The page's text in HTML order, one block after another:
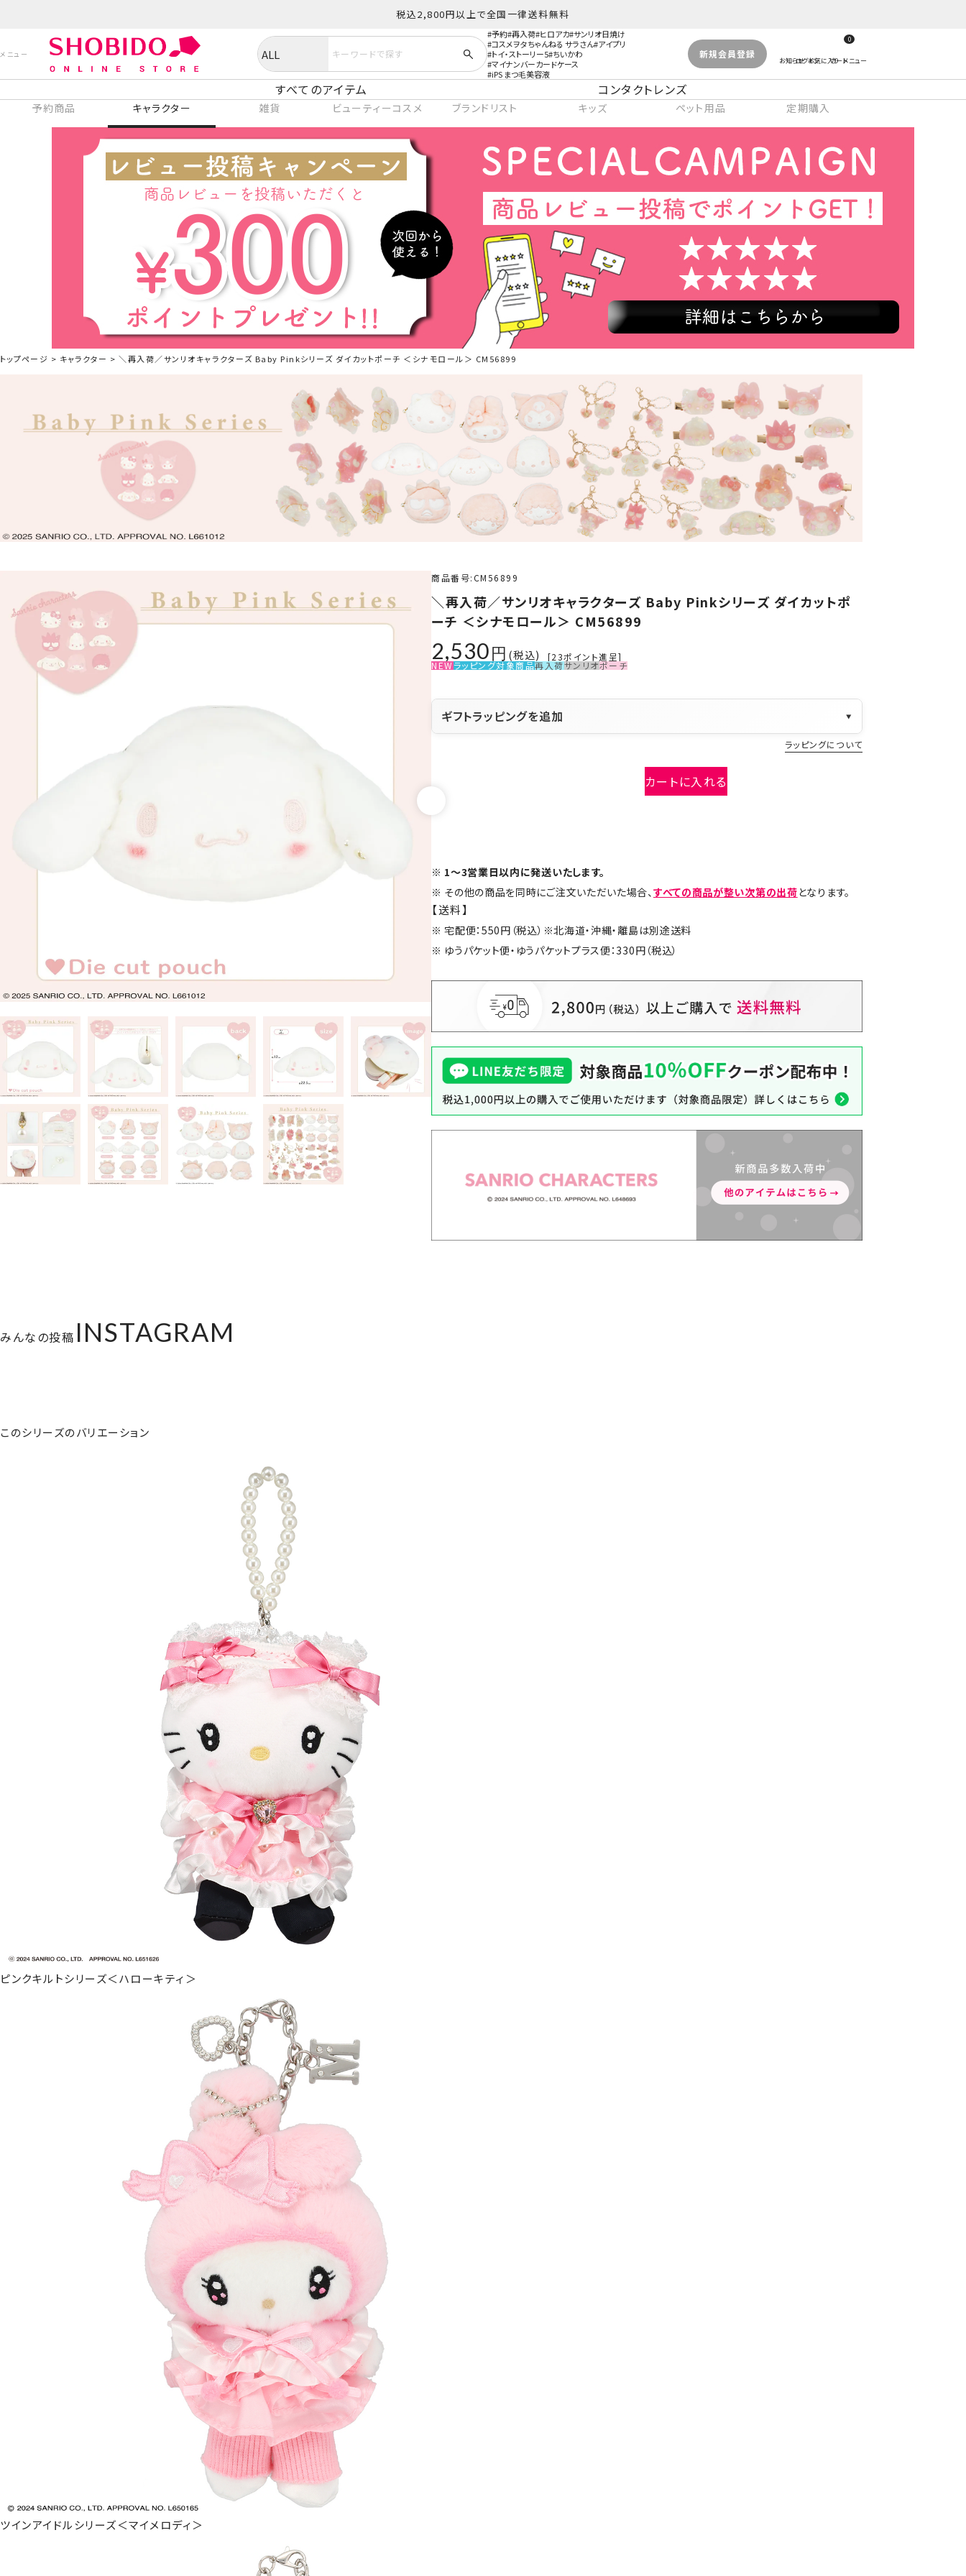
税込2,800円以上で全国一律送料無料
予約 再入荷 ヒロアカ サンリオ日焼け
コスメヲタちゃんねる サラさん アイプリ
トイ・ストーリー5 ちいかわ
マイナンバーカードケース
iPS まつ毛美容液
新規会員登録
0
すべてのアイテム コンタクトレンズ
予約商品 キャラクター 雑貨 ビューティーコスメ ブランドリスト キッズ ペット用品 定期購入
トップページ キャラクター ＼再入荷／サンリオキャラクターズ Baby Pinkシリーズ ダイカットポーチ ＜シナモロール＞ CM56899
商品番号 CM56899
＼再入荷／サンリオキャラクターズ Baby Pinkシリーズ ダイカットポ
ーチ ＜シナモロール＞ CM56899
2,530 税込 [23ポイント進呈]
NEWラッピング対象商品再入荷サンリオポーチ
ギフトラッピングを追加 ▼
ラッピングについて
カートに入れる
1～3営業日以内に発送いたします。
その他の商品を同時にご注文いただいた場合、すべての商品が整い次第の出荷となります。
【送料】
宅配便：550円（税込）※北海道・沖縄・離島は別途送料
ゆうパケット便・ゆうパケットプラス便：330円（税込）
みんなの投稿 INSTAGRAM
このシリーズのバリエーション
ピンクキルトシリーズ＜ハローキティ＞
ツインアイドルシリーズ＜マイメロディ＞